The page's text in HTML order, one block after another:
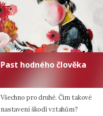
Past hodného člověka
Všechno pro druhé. Čím takové
nastavení škodí vztahům?